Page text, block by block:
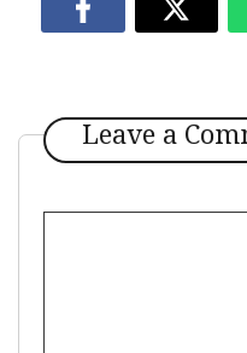
Leave a